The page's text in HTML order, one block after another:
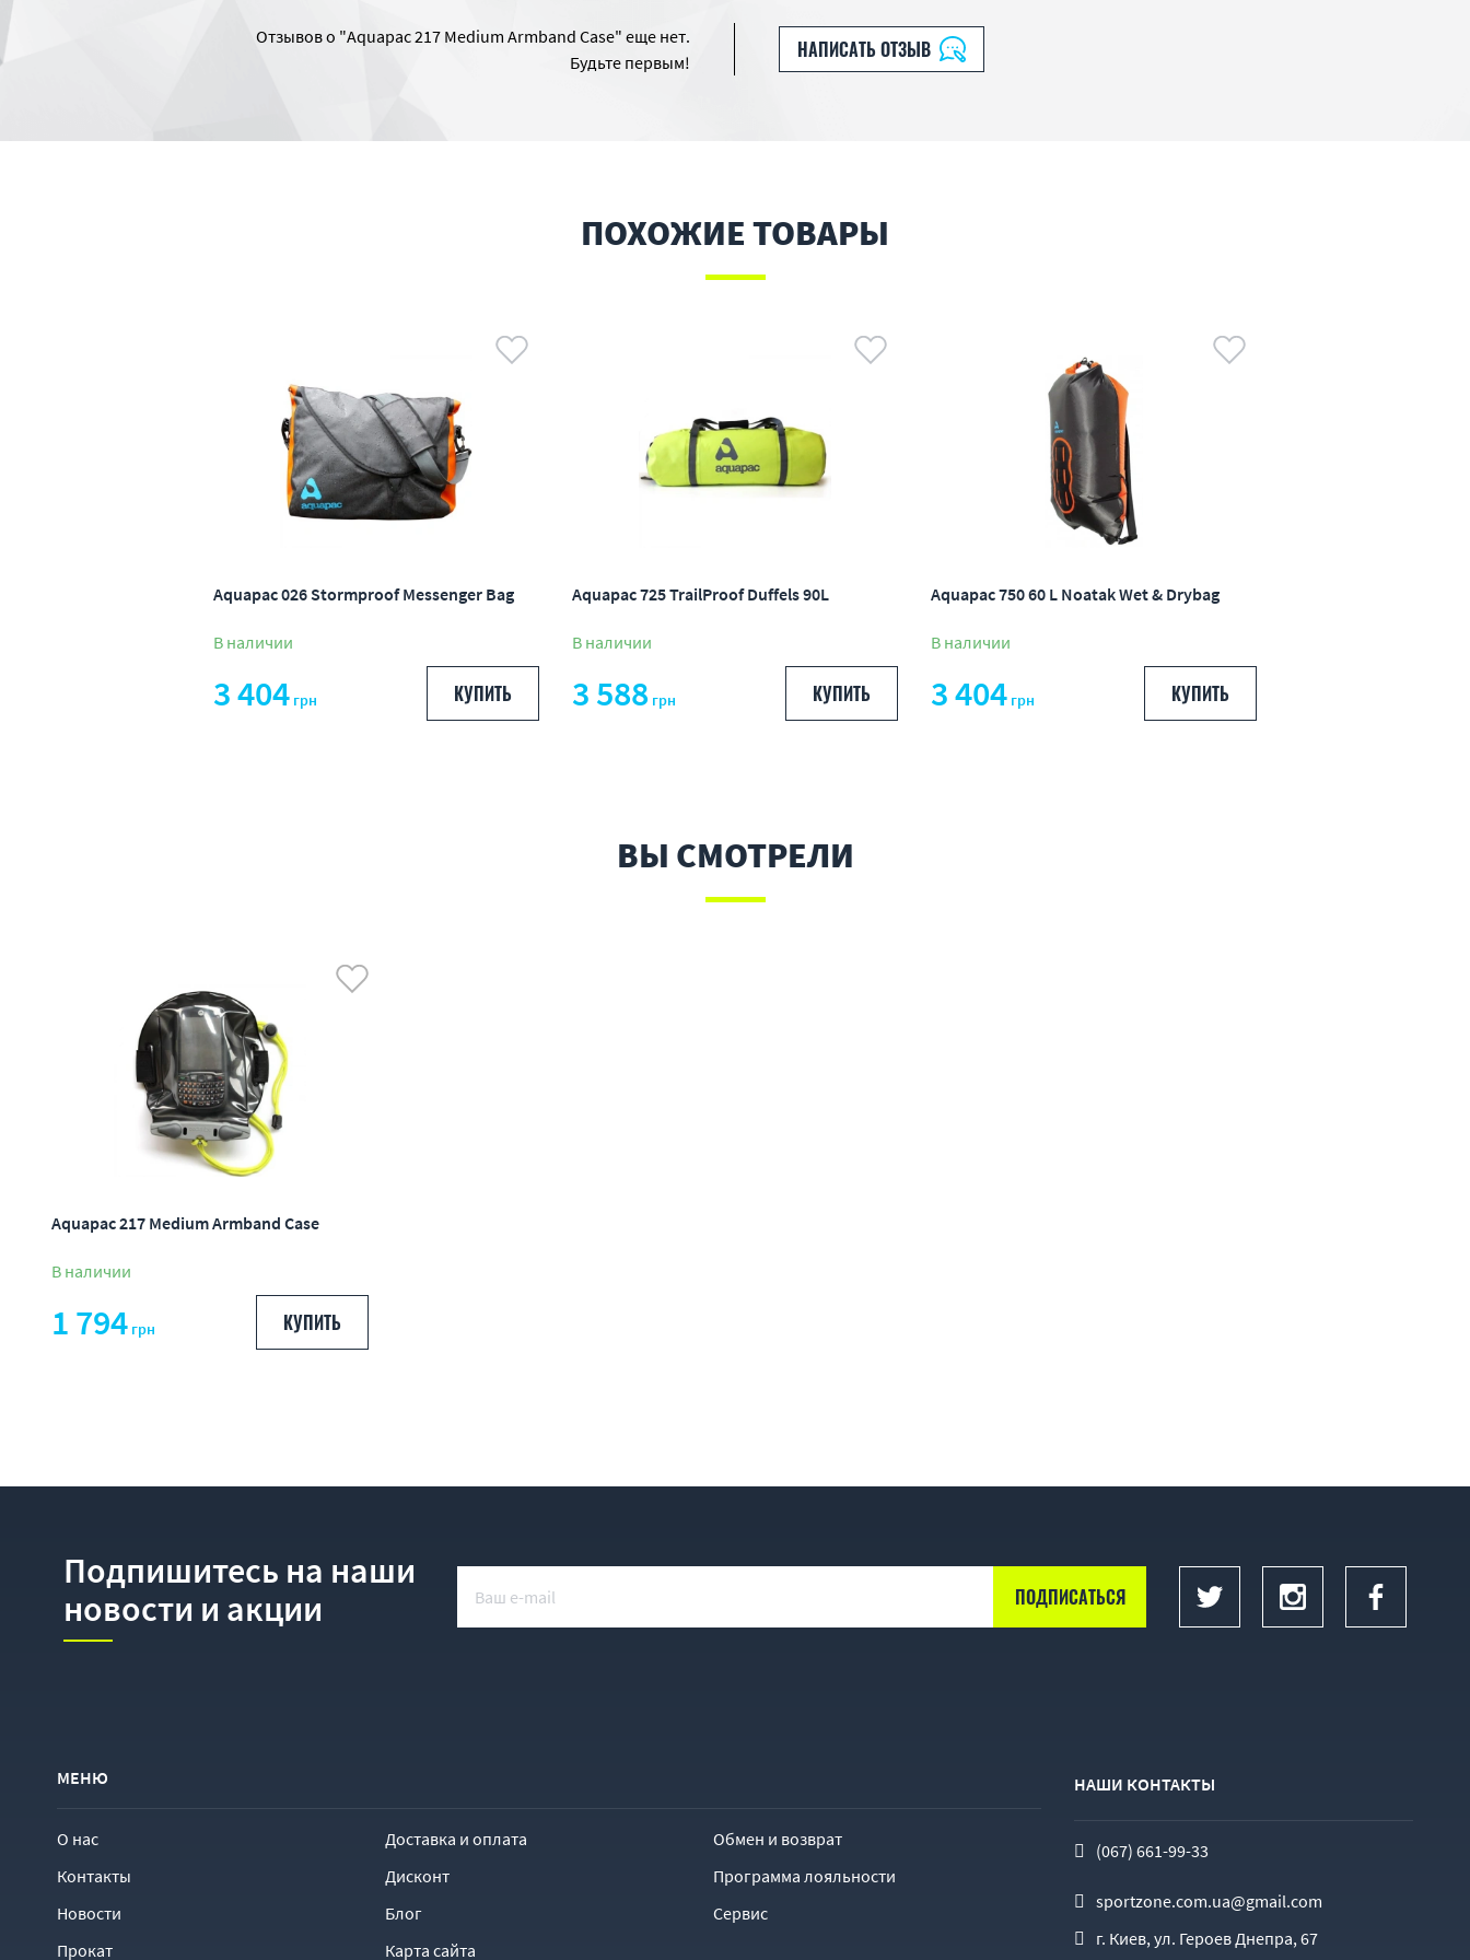
Отзывов о "Aquapac 217 Medium Armband Case" еще нет.
Будьте первым!
НАПИСАТЬ ОТЗЫВ
ПОХОЖИЕ ТОВАРЫ
Aquapac 026 Stormproof Messenger Bag
В наличии
3 404 грн КУПИТЬ
Aquapac 725 TrailProof Duffels 90L
В наличии
3 588 грн КУПИТЬ
Aquapac 750 60 L Noatak Wet & Drybag
В наличии
3 404 грн КУПИТЬ
ВЫ СМОТРЕЛИ
Aquapac 217 Medium Armband Case
В наличии
1 794 грн КУПИТЬ
Подпишитесь на наши
новости и акции
МЕНЮ
О нас Доставка и оплата
Обмен и возврат
Контакты
Дисконт
Программа лояльности
Новости
Блог
Сервис
Прокат
Карта сайта
НАШИ КОНТАКТЫ
(067) 661-99-33
sportzone.com.ua@gmail.com
г. Киев, ул. Героев Днепра, 67